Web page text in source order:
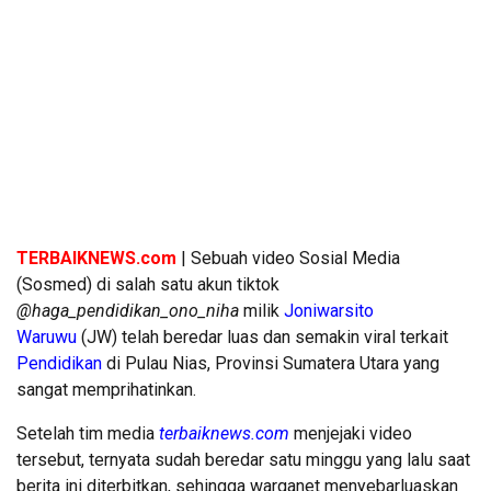
TERBAIKNEWS.com | Sebuah video Sosial Media
(Sosmed) di salah satu akun tiktok
@haga_pendidikan_ono_niha milik Joniwarsito
Waruwu (JW) telah beredar luas dan semakin viral terkait
Pendidikan di Pulau Nias, Provinsi Sumatera Utara yang
sangat memprihatinkan.
Setelah tim media terbaiknews.com menjejaki video
tersebut, ternyata sudah beredar satu minggu yang lalu saat
berita ini diterbitkan, sehingga warganet menyebarluaskan